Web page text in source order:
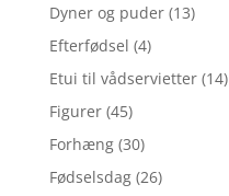
Dyner og puder (13)
Efterfødsel (4)
Etui til vådservietter (14)
Figurer (45)
Forhæng (30)
Fødselsdag (26)